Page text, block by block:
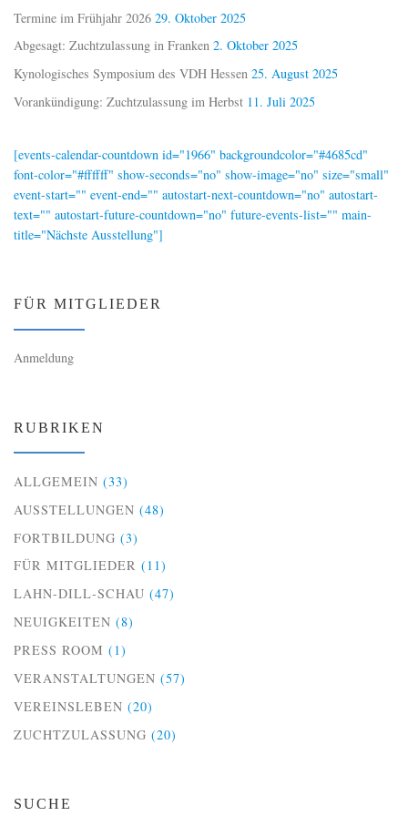
Termine im Frühjahr 2026 29. Oktober 2025
Abgesagt: Zuchtzulassung in Franken 2. Oktober 2025
Kynologisches Symposium des VDH Hessen 25. August 2025
Vorankündigung: Zuchtzulassung im Herbst 11. Juli 2025
[events-calendar-countdown id="1966" backgroundcolor="#4685cd"
font-color="#ffffff" show-seconds="no" show-image="no" size="small"
event-start="" event-end="" autostart-next-countdown="no" autostart-
text="" autostart-future-countdown="no" future-events-list="" main-
title="Nächste Ausstellung"]
FÜR MITGLIEDER
Anmeldung
RUBRIKEN
ALLGEMEIN (33)
AUSSTELLUNGEN (48)
FORTBILDUNG (3)
FÜR MITGLIEDER (11)
LAHN-DILL-SCHAU (47)
NEUIGKEITEN (8)
PRESS ROOM (1)
VERANSTALTUNGEN (57)
VEREINSLEBEN (20)
ZUCHTZULASSUNG (20)
SUCHE